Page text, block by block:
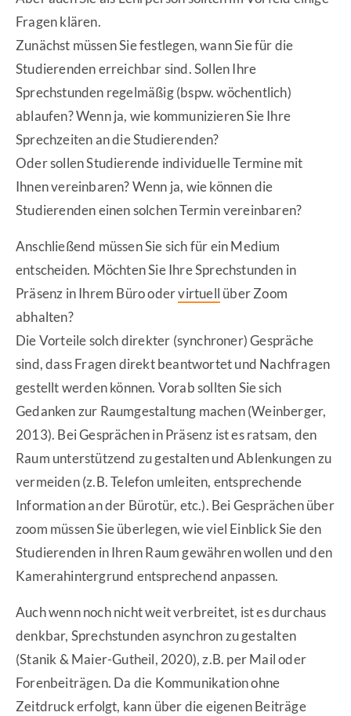
Fragen klären.
Zunächst müssen Sie festlegen, wann Sie für die
Studierenden erreichbar sind. Sollen Ihre
Sprechstunden regelmäßig (bspw. wöchentlich)
ablaufen? Wenn ja, wie kommunizieren Sie Ihre
Sprechzeiten an die Studierenden?
Oder sollen Studierende individuelle Termine mit
Ihnen vereinbaren? Wenn ja, wie können die
Studierenden einen solchen Termin vereinbaren?
Anschließend müssen Sie sich für ein Medium
entscheiden. Möchten Sie Ihre Sprechstunden in
Präsenz in Ihrem Büro odervirtuell über Zoom
abhalten?
Die Vorteile solch direkter (synchroner) Gespräche
sind, dass Fragen direkt beantwortet und Nachfragen
gestellt werden können. Vorab sollten Sie sich
Gedanken zur Raumgestaltung machen (Weinberger,
2013). Bei Gesprächen in Präsenz ist es ratsam, den
Raum unterstützend zu gestalten und Ablenkungen zu
vermeiden (z.B. Telefon umleiten, entsprechende
Information an der Bürotür, etc.). Bei Gesprächen über
zoom müssen Sie überlegen, wie viel Einblick Sie den
Studierenden in Ihren Raum gewähren wollen und den
Kamerahintergrund entsprechend anpassen.
Auch wenn noch nicht weit verbreitet, ist es durchaus
denkbar, Sprechstunden asynchron zu gestalten
(Stanik & Maier-Gutheil, 2020), z.B. per Mail oder
Forenbeiträgen. Da die Kommunikation ohne
Zeitdruck erfolgt, kann über die eigenen Beiträge